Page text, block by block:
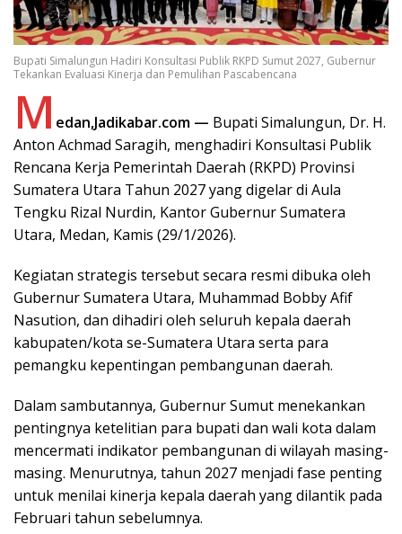
Bupati Simalungun Hadiri Konsultasi Publik RKPD Sumut 2027, Gubernur
Tekankan Evaluasi Kinerja dan Pemulihan Pascabencana
M edan,Jadikabar.com — Bupati Simalungun, Dr. H.
Anton Achmad Saragih, menghadiri Konsultasi Publik
Rencana Kerja Pemerintah Daerah (RKPD) Provinsi
Sumatera Utara Tahun 2027 yang digelar di Aula
Tengku Rizal Nurdin, Kantor Gubernur Sumatera
Utara, Medan, Kamis (29/1/2026).
Kegiatan strategis tersebut secara resmi dibuka oleh
Gubernur Sumatera Utara, Muhammad Bobby Afif
Nasution, dan dihadiri oleh seluruh kepala daerah
kabupaten/kota se-Sumatera Utara serta para
pemangku kepentingan pembangunan daerah.
Dalam sambutannya, Gubernur Sumut menekankan
pentingnya ketelitian para bupati dan wali kota dalam
mencermati indikator pembangunan di wilayah masing-
masing. Menurutnya, tahun 2027 menjadi fase penting
untuk menilai kinerja kepala daerah yang dilantik pada
Februari tahun sebelumnya.